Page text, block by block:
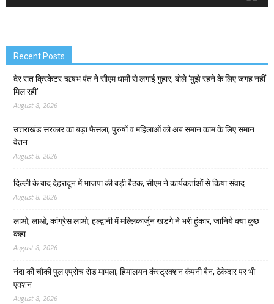
Recent Posts
देर रात क्रिकेटर ऋषभ पंत ने सीएम धामी से लगाई गुहार, बोले ‘मुझे रहने के लिए जगह नहीं
मिल रही’
August 8, 2026
उत्तराखंड सरकार का बड़ा फैसला, पुरुषों व महिलाओं को अब समान काम के लिए समान
वेतन
August 8, 2026
दिल्ली के बाद देहरादून में भाजपा की बड़ी बैठक, सीएम ने कार्यकर्ताओं से किया संवाद
August 8, 2026
लाओ, लाओ, कांग्रेस लाओ, हल्द्वानी में मल्लिकार्जुन खड़गे ने भरी हुंकार, जानिये क्या कुछ
कहा
August 8, 2026
नंदा की चौकी पुल एप्रोच रोड मामला, हिमालयन कंस्ट्रक्शन कंपनी बैन, ठेकेदार पर भी
एक्शन
August 8, 2026